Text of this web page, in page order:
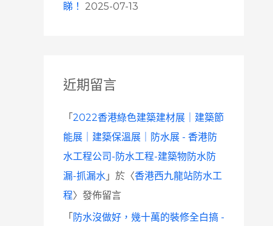
睇！
2025-07-13
近期留言
「 2022香港綠色建築建材展｜建築節
能展｜建築保溫展｜防水展 - 香港防
水工程公司-防水工程-建築物防水防
漏-抓漏水 」於〈香港西九龍站防水工
程〉發佈留言
「 防水沒做好，幾十萬的裝修全白搞 -